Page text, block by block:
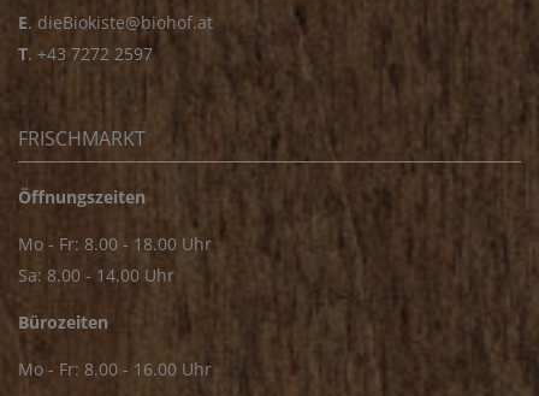
E. dieBiokiste@biohof.at
T. +43 7272 2597
FRISCHMARKT
Öffnungszeiten
Mo - Fr: 8.00 - 18.00 Uhr
Sa: 8.00 - 14.00 Uhr
Bürozeiten
Mo - Fr: 8.00 - 16.00 Uhr